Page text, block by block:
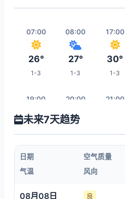
07:00
26°
1-3
08:00
27°
1-3
17:00
30°
1-3
19:00
28°
20:00
28°
21:00
23:00
27°
00:00
未来7天趋势
日期 空气质量
气温
风向
08月08日 良